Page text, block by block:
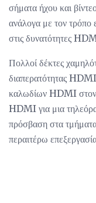
σήματα ήχου και
ανάλογα με τον
στις δυνατότητες
Πολλοί δέκτες
διαπερατότητας
καλωδίων HDMI στον
HDMI για μια
πρόσβαση στα
περαιτέρω